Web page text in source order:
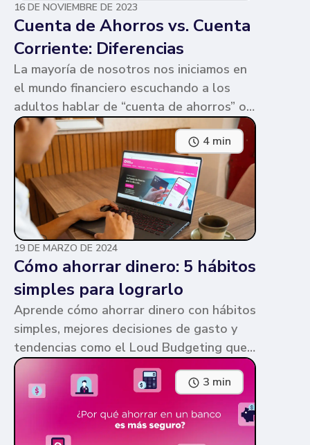
16 DE NOVIEMBRE DE 2023
Cuenta de Ahorros vs. Cuenta
Corriente: Diferencias
La mayoría de nosotros nos iniciamos en
el mundo financiero escuchando a los
adultos hablar de “cuenta de ahorros” o
“cuenta corriente”. Ambas cuentas
parecen similares y puede ser confuso,
pero te contamos en qué consiste cada
una y sus diferencias.
4 min
19 DE MARZO DE 2024
Cómo ahorrar dinero: 5 hábitos
simples para lograrlo
Aprende cómo ahorrar dinero con hábitos
simples, mejores decisiones de gasto y
tendencias como el Loud Budgeting que
pueden ayudarte a cumplir tus metas.
3 min